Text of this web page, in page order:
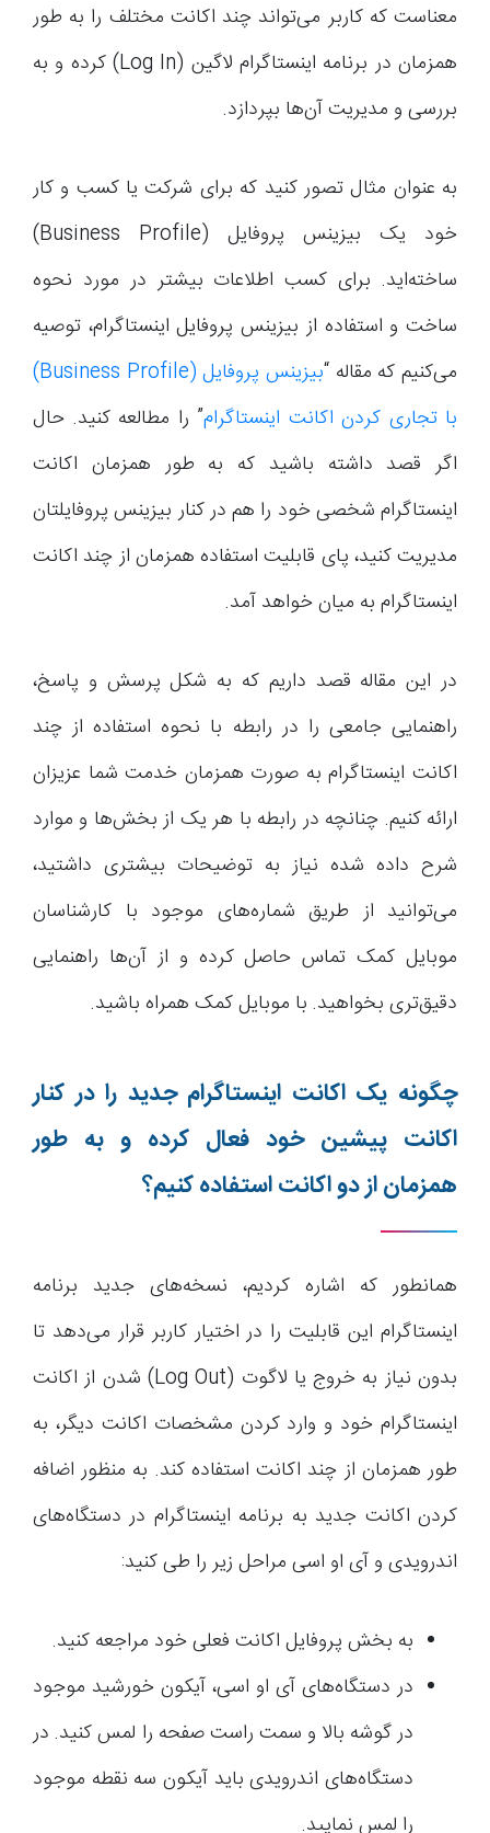
معناست که کاربر می‌تواند چند اکانت مختلف را به طور
همزمان در برنامه اینستاگرام لاگین (Log In) کرده و به
بررسی و مدیریت آن‌ها بپردازد.
به عنوان مثال تصور کنید که برای شرکت یا کسب و کار
خود یک بیزینس پروفایل (Business Profile)
ساخته‌اید. برای کسب اطلاعات بیشتر در مورد نحوه
ساخت و استفاده از بیزینس پروفایل اینستاگرام، توصیه
می‌کنیم که مقاله “
بیزینس پروفایل (Business Profile)
با تجاری کردن اکانت اینستاگرام” را مطالعه کنید. حال
اگر قصد داشته باشید که به طور همزمان اکانت
اینستاگرام شخصی خود را هم در کنار بیزینس پروفایلتان
مدیریت کنید، پای قابلیت استفاده همزمان از چند اکانت
اینستاگرام به میان خواهد آمد.
در این مقاله قصد داریم که به شکل پرسش و پاسخ،
راهنمایی جامعی را در رابطه با نحوه استفاده از چند
اکانت اینستاگرام به صورت همزمان خدمت شما عزیزان
ارائه کنیم. چنانچه در رابطه با هر یک از بخش‌ها و موارد
شرح داده شده نیاز به توضیحات بیشتری داشتید،
می‌توانید از طریق شماره‌های موجود با کارشناسان
موبایل کمک تماس حاصل کرده و از آن‌ها راهنمایی
دقیق‌تری بخواهید. با موبایل کمک همراه باشید.
چگونه یک اکانت اینستاگرام جدید را در کنار
اکانت پیشین خود فعال کرده و به طور
همزمان از دو اکانت استفاده کنیم؟
همانطور که اشاره کردیم، نسخه‌های جدید برنامه
اینستاگرام این قابلیت را در اختیار کاربر قرار می‌دهد تا
بدون نیاز به خروج یا لاگوت (Log Out) شدن از اکانت
اینستاگرام خود و وارد کردن مشخصات اکانت دیگر، به
طور همزمان از چند اکانت استفاده کند. به منظور اضافه
کردن اکانت جدید به برنامه اینستاگرام در دستگاه‌های
اندرویدی و آی او اسی مراحل زیر را طی کنید:
به بخش پروفایل اکانت فعلی خود مراجعه کنید.
در دستگاه‌های آی او اسی، آیکون خورشید موجود
در گوشه بالا و سمت راست صفحه را لمس کنید. در
دستگاه‌های اندرویدی باید آیکون سه نقطه موجود
را لمس نمایید.